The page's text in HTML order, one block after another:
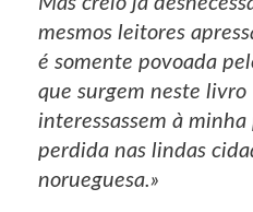
mesmos leitores
é somente povoada
que surgem neste livro
interessassem à
perdida nas lindas
norueguesa.»